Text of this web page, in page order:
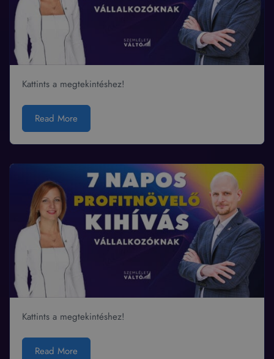
Kattints a megtekintéshez!
Read More
Kattints a megtekintéshez!
Read More